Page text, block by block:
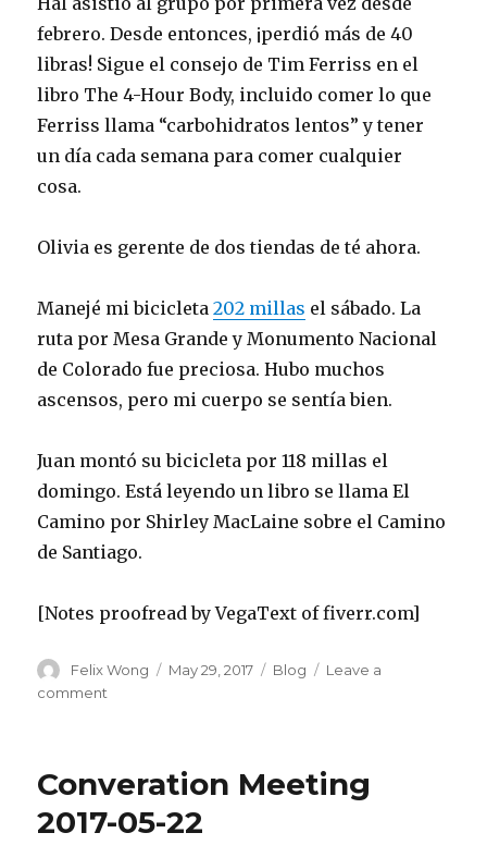
febrero. Desde entonces, ¡perdió más de 40
libras! Sigue el consejo de Tim Ferriss en el
libro The 4-Hour Body, incluido comer lo que
Ferriss llama “carbohidratos lentos” y tener
un día cada semana para comer cualquier
cosa.
Olivia es gerente de dos tiendas de té ahora.
Manejé mi bicicleta202 millas el sábado. La
ruta por Mesa Grande y Monumento Nacional
de Colorado fue preciosa. Hubo muchos
ascensos, pero mi cuerpo se sentía bien.
Juan montó su bicicleta por 118 millas el
domingo. Está leyendo un libro se llama El
Camino por Shirley MacLaine sobre el Camino
de Santiago.
[Notes proofread by VegaText of fiverr.com]
Author
Felix Wong
Posted
May 29, 2017 Categories
Blog
Leave a
comment
05-
Converation Meeting
2017-05-22